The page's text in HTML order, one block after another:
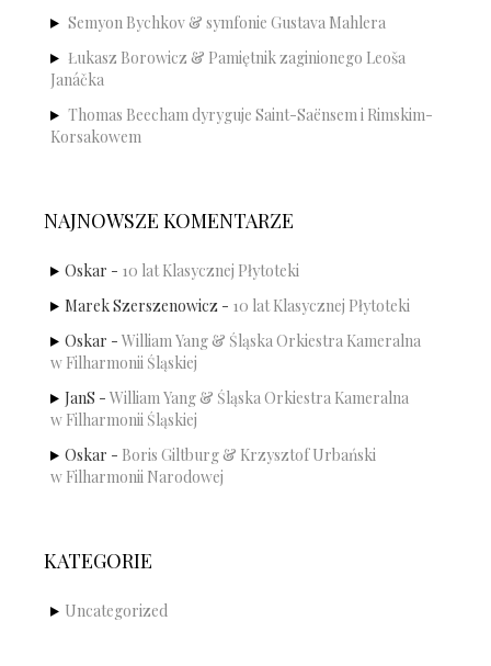
Semyon Bychkov & symfonie Gustava Mahlera
Łukasz Borowicz & Pamiętnik zaginionego Leoša
Janáčka
Thomas Beecham dyryguje Saint-Saënsem i Rimskim-
Korsakowem
NAJNOWSZE KOMENTARZE
Oskar - 10 lat Klasycznej Płytoteki
Marek Szerszenowicz - 10 lat Klasycznej Płytoteki
Oskar - William Yang & Śląska Orkiestra Kameralna
w Filharmonii Śląskiej
JanS - William Yang & Śląska Orkiestra Kameralna
w Filharmonii Śląskiej
Oskar - Boris Giltburg & Krzysztof Urbański
w Filharmonii Narodowej
KATEGORIE
Uncategorized